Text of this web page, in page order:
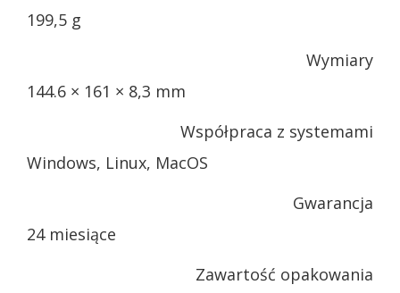
199,5 g
Wymiary
144.6 × 161 × 8,3 mm
Współpraca z systemami
Windows, Linux, MacOS
Gwarancja
24 miesiące
Zawartość opakowania